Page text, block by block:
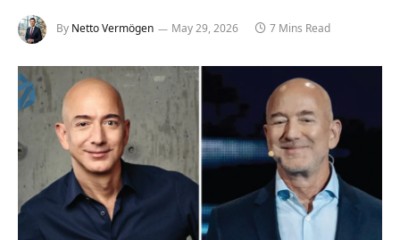
By Netto Vermögen May 29, 2026 7 Mins Read